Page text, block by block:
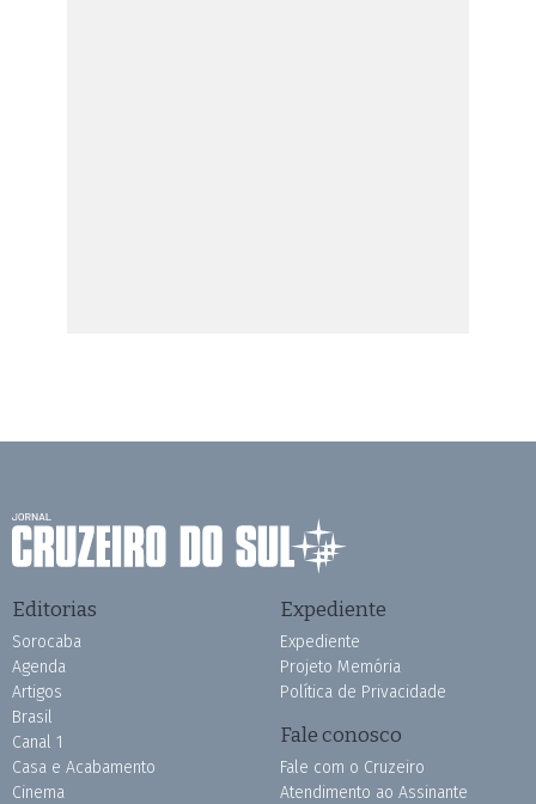
Editorias
Sorocaba
Agenda
Artigos
Brasil
Canal 1
Casa e Acabamento
Cinema
Expediente
Expediente
Projeto Memória
Política de Privacidade
Fale conosco
Fale com o Cruzeiro
Atendimento ao Assinante